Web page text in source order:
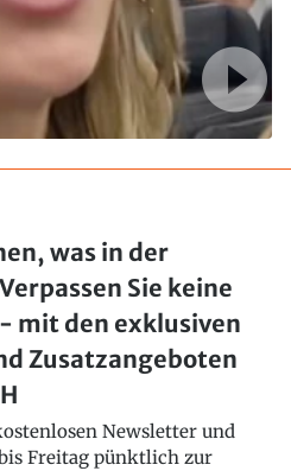
was in der
Sie keine
mit den exklusiven
Zusatzangeboten
Newsletter und
Freitag pünktlich zur